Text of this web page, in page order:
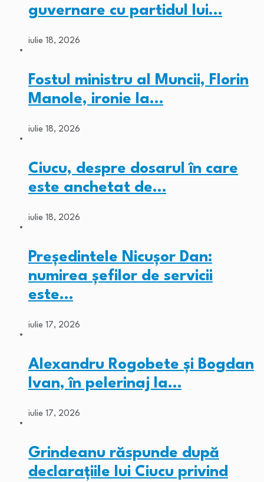
guvernare cu partidul lui…
iulie 18, 2026
Fostul ministru al Muncii, Florin
Manole, ironie la…
iulie 18, 2026
Ciucu, despre dosarul în care
este anchetat de…
iulie 18, 2026
Președintele Nicușor Dan:
numirea șefilor de servicii
este…
iulie 17, 2026
Alexandru Rogobete și Bogdan
Ivan, în pelerinaj la…
iulie 17, 2026
Grindeanu răspunde după
declarațiile lui Ciucu privind